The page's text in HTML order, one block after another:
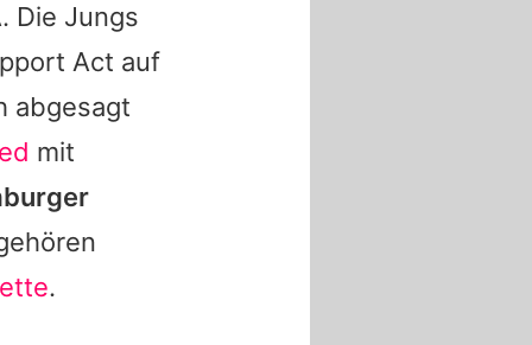
Die Jungs
Act auf
abgesagt
mit
.